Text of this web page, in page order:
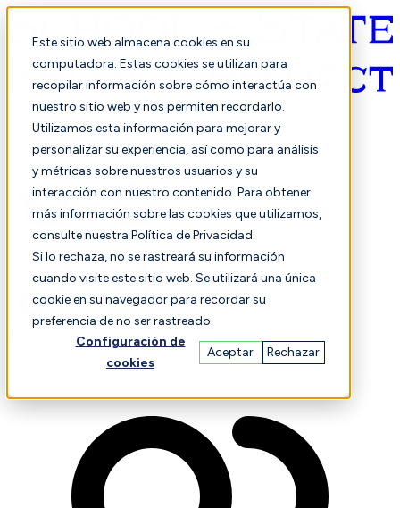
Este sitio web almacena cookies en su
computadora. Estas cookies se utilizan para
recopilar información sobre cómo interactúa con
nuestro sitio web y nos permiten recordarlo.
Utilizamos esta información para mejorar y
personalizar su experiencia, así como para análisis
y métricas sobre nuestros usuarios y su
interacción con nuestro contenido. Para obtener
más información sobre las cookies que utilizamos,
consulte nuestra Política de Privacidad.
Si lo rechaza, no se rastreará su información
cuando visite este sitio web. Se utilizará una única
cookie en su navegador para recordar su
preferencia de no ser rastreado.
Configuración de
cookies
Aceptar Rechazar
Español
Finanzas Actuación